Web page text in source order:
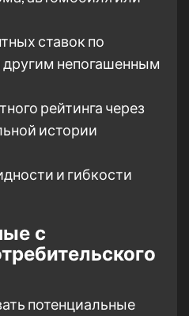
ставок по
непогашенным
рейтинга через
истории
и гибкости
с
потенциальные